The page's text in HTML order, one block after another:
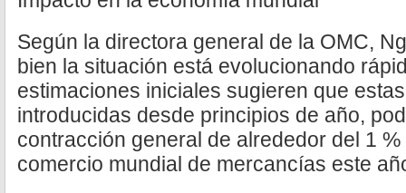
Según la directora general de la OMC,
bien la situación está evolucionando
estimaciones iniciales sugieren que
introducidas desde principios de año,
contracción general de alrededor del 1
comercio mundial de mercancías este